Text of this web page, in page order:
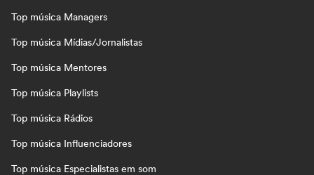
Top música Managers
Top música Mídias/Jornalistas
Top música Mentores
Top música Playlists
Top música Rádios
Top música Influenciadores
Top música Especialistas em som